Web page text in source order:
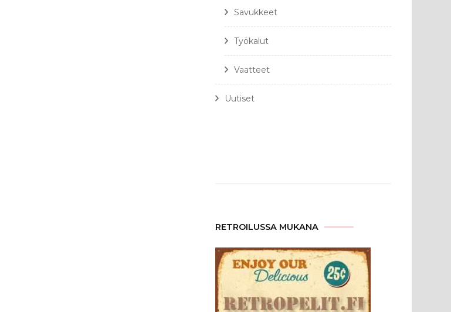
Savukkeet
Työkalut
Vaatteet
Uutiset
RETROILUSSA MUKANA